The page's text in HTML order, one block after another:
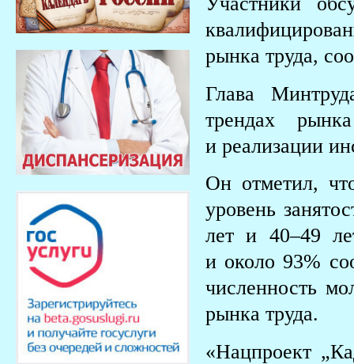
рынка труда,
Глава
трендах
и реализации
Он отметил,
уровень
лет и 40–49
и около 93%
численность
рынка труда.
«Нацпроект